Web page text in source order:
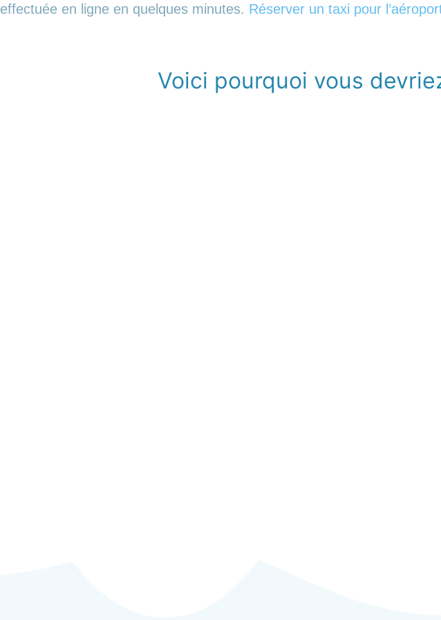
effectuée en ligne en quelques minutes. Réserver un taxi pour
Voici pourquoi vous